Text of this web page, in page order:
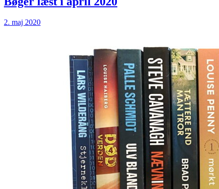
2. maj 2020